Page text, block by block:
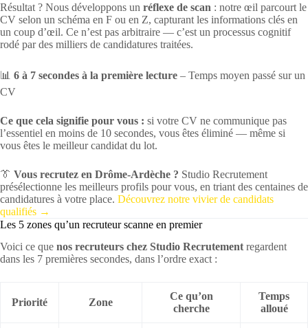
Résultat ? Nous développons un réflexe de scan : notre œil parcourt le
CV selon un schéma en F ou en Z, capturant les informations clés en
un coup d’œil. Ce n’est pas arbitraire — c’est un processus cognitif
rodé par des milliers de candidatures traitées.
📊 6 à 7 secondes à la première lecture – Temps moyen passé sur un
CV
Ce que cela signifie pour vous : si votre CV ne communique pas
l’essentiel en moins de 10 secondes, vous êtes éliminé — même si
vous êtes le meilleur candidat du lot.
👔 Vous recrutez en Drôme-Ardèche ? Studio Recrutement
présélectionne les meilleurs profils pour vous, en triant des centaines de
candidatures à votre place. Découvrez notre vivier de candidats
qualifiés →
Les 5 zones qu’un recruteur scanne en premier
Voici ce que nos recruteurs chez Studio Recrutement regardent
dans les 7 premières secondes, dans l’ordre exact :
Priorité Zone
Ce qu’on
cherche
Temps
alloué